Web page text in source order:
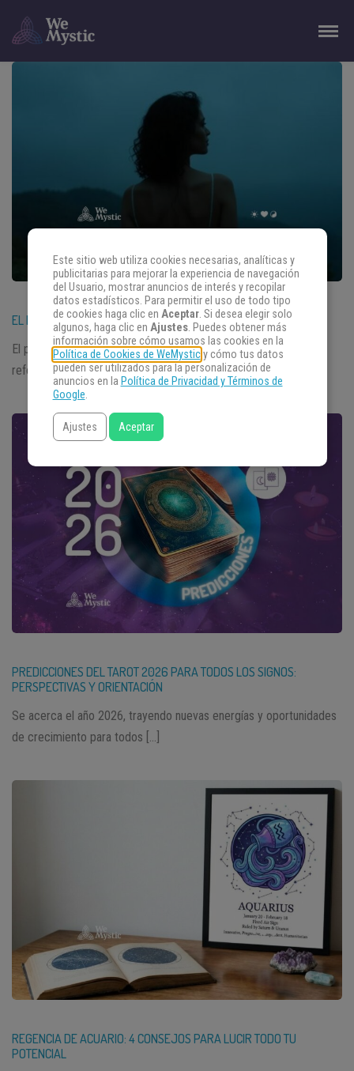
EL PARAÍSO ASTRAL DE LIBRA
El paraíso astral de Libra es una gran época para hacer planes,
reforzar amistades, […]
PREDICCIONES DEL TAROT 2026 PARA TODOS LOS SIGNOS:
PERSPECTIVAS Y ORIENTACIÓN
Se acerca el año 2026, trayendo nuevas energías y oportunidades
de crecimiento para todos […]
REGENCIA DE ACUARIO: 4 CONSEJOS PARA LUCIR TODO TU
POTENCIAL
Este sitio web utiliza cookies necesarias, analíticas y
publicitarias para mejorar la experiencia de navegación
del Usuario, mostrar anuncios de interés y recopilar
datos estadísticos. Para permitir el uso de todo tipo
de cookies haga clic en Aceptar. Si desea elegir solo
algunos, haga clic en Ajustes. Puedes obtener más
información sobre cómo usamos las cookies en la
Política de Cookies de WeMysticy cómo tus datos
pueden ser utilizados para la personalización de
anuncios en la Política de Privacidad y Términos de
Google.
Ajustes Aceptar